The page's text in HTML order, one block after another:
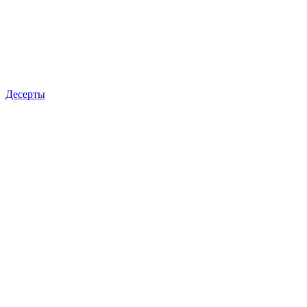
Десерты